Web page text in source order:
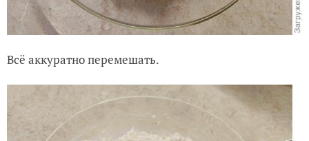
Всё аккуратно перемешать.